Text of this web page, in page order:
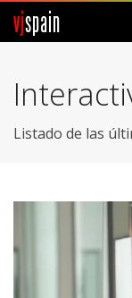
vjspain
Foros
Contacto
Listado de las